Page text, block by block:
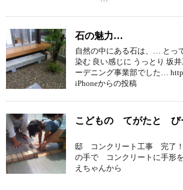
石の魅力…
自然の中にある石は、… とっ
染む 良い感じに うっとり 坂
ーデニング事業部でした…
iPhoneからの投稿
こどもの てがたと び
愛知県江
邸 コンクリート工
の手で コンクリートに手形
えちゃんから